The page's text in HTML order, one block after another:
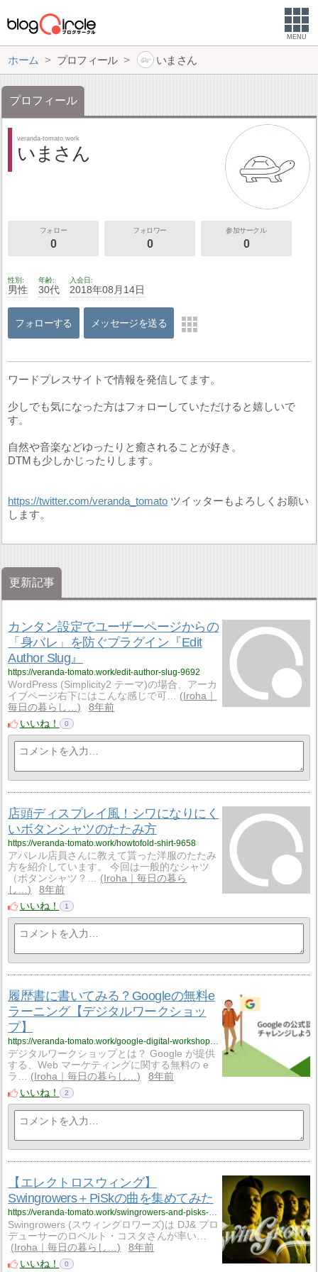
MENU
ホーム プロフィール いまさん
プロフィール
veranda-tomato.work
いまさん
フォロー
0
フォロワー
0
参加サークル
0
性別
男性
年齢
30代
入会日
2018年08月14日
フォローする メッセージを送る
ワードプレスサイトで情報を発信してます。
少しでも気になった方はフォローしていただけると嬉しいで
す。
自然や音楽などゆったりと癒されることが好き。
DTMも少しかじったりします。
https://twitter.com/veranda_tomato ツイッターもよろしくお願い
します。
更新記事
カンタン設定でユーザーページからの
「身バレ」を防ぐプラグイン『Edit
Author Slug』
https://veranda-tomato.work/edit-author-slug-9692
WordPress (Simplicity2 テーマ)の場合、アーカ
イブページ右下にはこんな感じで可…
Iroha｜
毎日の暮らし…
8年前
いいね！
0
店頭ディスプレイ風！シワになりにく
いボタンシャツのたたみ方
https://veranda-tomato.work/howtofold-shirt-9658
アパレル店員さんに教えて貰った洋服のたたみ
方を紹介しています。 今回は一般的なシャツ
（ボタンシャツ？…
Iroha｜毎日の暮ら
し…
8年前
いいね！
1
履歴書に書いてみる？Googleの無料e
ラーニング【デジタルワークショッ
プ】
デジタルワークショップとは？ Google が提供
する、Web マーケティングに関する無料の e
ラ…
Iroha｜毎日の暮らし…
8年前
いいね！
2
【エレクトロスウィング】
Swingrowers＋PiSkの曲を集めてみた
Swingrowers (スウィングロワーズ)は DJ& プロ
デューサーのロベルト・コスタさんが率い…
Iroha｜毎日の暮らし…
8年前
いいね！
0